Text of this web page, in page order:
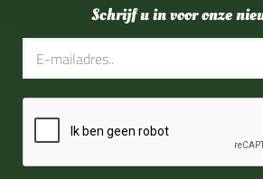
Schrijf u in voor onze